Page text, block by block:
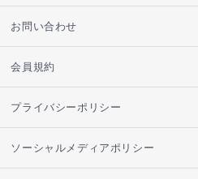
お問い合わせ
会員規約
プライバシーポリシー
ソーシャルメディアポリシー